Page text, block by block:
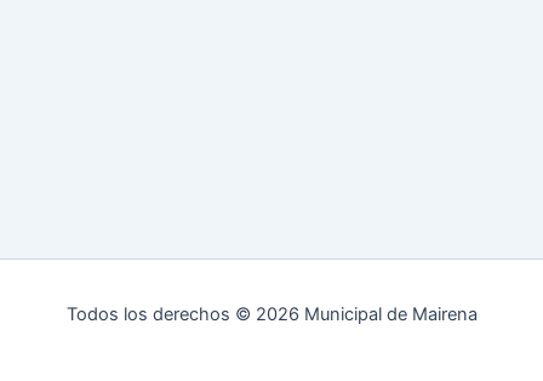
Todos los derechos © 2026 Municipal de Mairena